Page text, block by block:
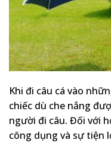
Khi đi câu cá vào
chiếc dù che nắng
người đi câu. Đối với
công dụng và sự tiện